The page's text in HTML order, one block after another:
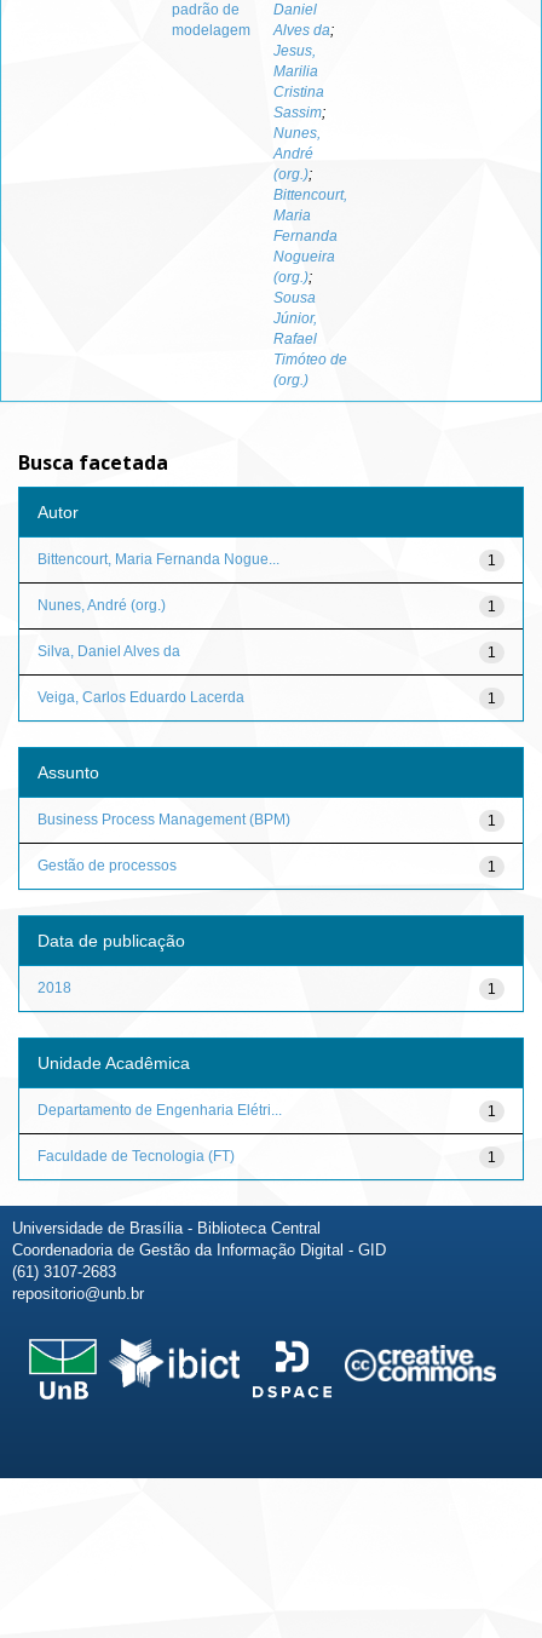
padrão de
modelagem
Daniel
Alves da;
Jesus,
Marilia
Cristina
Sassim;
Nunes,
André
(org.);
Bittencourt,
Maria
Fernanda
Nogueira
(org.);
Sousa
Júnior,
Rafael
Timóteo de
(org.)
Busca facetada
Autor
1
Bittencourt, Maria Fernanda Nogue...
1
Nunes, André (org.)
1
Silva, Daniel Alves da
1
Veiga, Carlos Eduardo Lacerda
Assunto
1
Business Process Management (BPM)
1
Gestão de processos
Data de publicação
1
2018
Unidade Acadêmica
1
Departamento de Engenharia Elétri...
1
Faculdade de Tecnologia (FT)
Universidade de Brasília - Biblioteca Central
Coordenadoria de Gestão da Informação Digital - GID
(61) 3107-2683
repositorio@unb.br